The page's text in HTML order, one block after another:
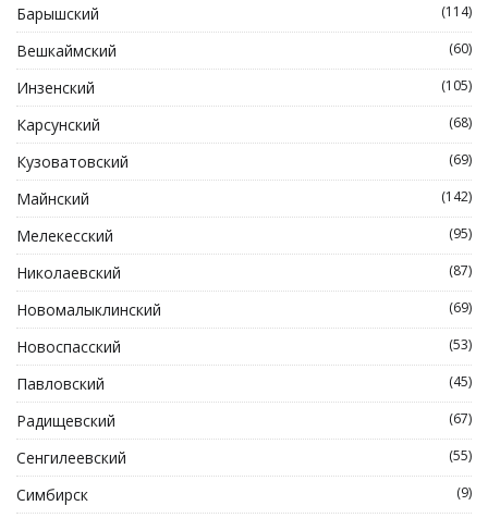
Барышский (114)
Вешкаймский (60)
Инзенский (105)
Карсунский (68)
Кузоватовский (69)
Майнский (142)
Мелекесский (95)
Николаевский (87)
Новомалыклинский (69)
Новоспасский (53)
Павловский (45)
Радищевский (67)
Сенгилеевский (55)
Симбирск (9)